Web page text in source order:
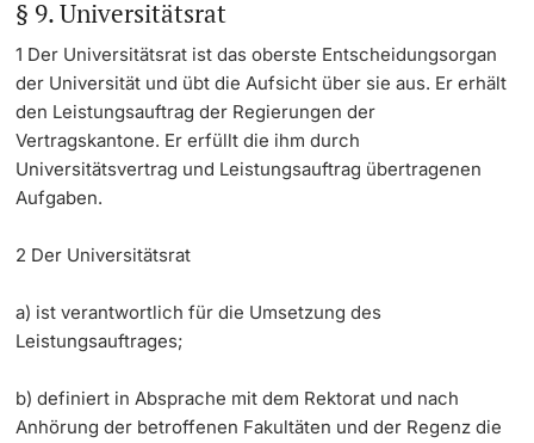
Doktorierende
Fördernde & Alumni
Weiterbildung
Universität
Innovation
Fakultäten & Departemente
Netzwerke & Partnerschaften
Immobilien & Bauprojekte
Rechtserlasse
§ 9. Universitätsrat
1 Der Universitätsrat ist das oberste Entscheidungsorgan
der Universität und übt die Aufsicht über sie aus. Er erhält
den Leistungsauftrag der Regierungen der
Vertragskantone. Er erfüllt die ihm durch
Universitätsvertrag und Leistungsauftrag übertragenen
Aufgaben.
2 Der Universitätsrat
a) ist verantwortlich für die Umsetzung des
Leistungsauftrages;
b) definiert in Absprache mit dem Rektorat und nach
Anhörung der betroffenen Fakultäten und der Regenz die